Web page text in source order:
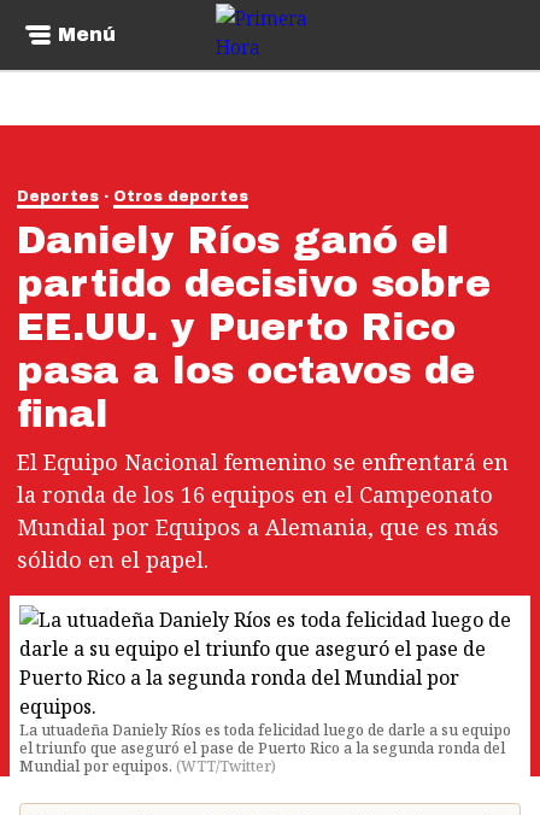
Menú
Deportes Otros deportes
Daniely Ríos ganó el
partido decisivo sobre
EE.UU. y Puerto Rico
pasa a los octavos de
final
El Equipo Nacional femenino se enfrentará en
la ronda de los 16 equipos en el Campeonato
Mundial por Equipos a Alemania, que es más
sólido en el papel.
La utuadeña Daniely Ríos es toda felicidad luego de darle a su equipo
el triunfo que aseguró el pase de Puerto Rico a la segunda ronda del
Mundial por equipos. (WTT/Twitter)